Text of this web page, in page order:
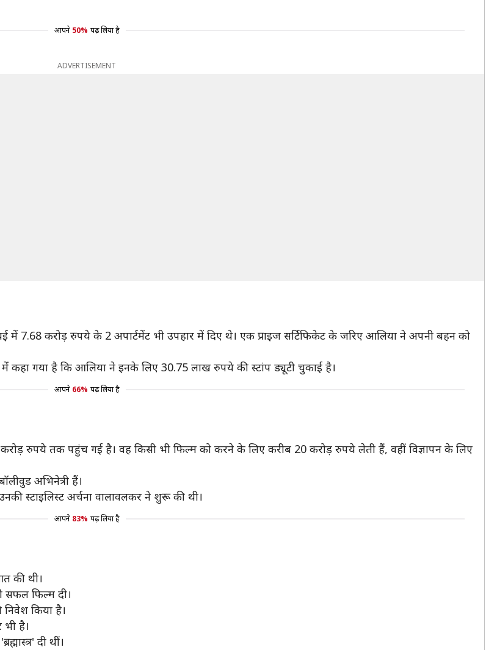
आपने 50% पढ़ लिया है
ADVERTISEMENT
में 7.68 करोड़ रुपये के 2 अपार्टमेंट भी उपहार में दिए थे। एक प्राइज सर्टिफिकेट के जरिए आलिया ने अपनी बहन को
कहा गया है कि आलिया ने इनके लिए 30.75 लाख रुपये की स्टांप ड्यूटी चुकाई है।
आपने 66% पढ़ लिया है
रुपये तक पहुंच गई है। वह किसी भी फिल्म को करने के लिए करीब 20 करोड़ रुपये लेती हैं, वहीं विज्ञापन के लिए
अभिनेत्री हैं।
स्टाइलिस्ट अर्चना वालावलकर ने शुरू की थी।
आपने 83% पढ़ लिया है
की थी।
सफल फिल्म दी।
किया है।
है।
दी थीं।